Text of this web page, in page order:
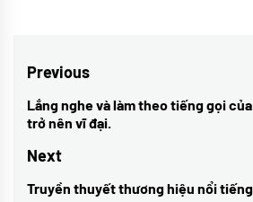
Điều
hướng
viết
Previous
Previous
post:
Lắng nghe và làm theo tiếng gọi
trở nên vĩ đại.
Next
Next
Truyền thuyết thương hiệu nổi tiếng